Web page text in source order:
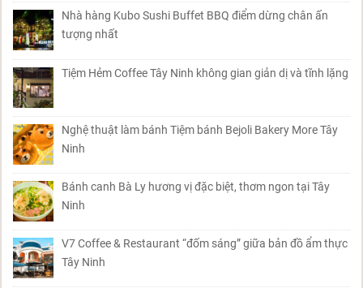
Nhà hàng Kubo Sushi Buffet BBQ điểm dừng chân ấn
tượng nhất
Tiệm Hẻm Coffee Tây Ninh không gian giản dị và tĩnh lặng
Nghệ thuật làm bánh Tiệm bánh Bejoli Bakery More Tây
Ninh
Bánh canh Bà Ly hương vị đặc biệt, thơm ngon tại Tây
Ninh
V7 Coffee & Restaurant “đốm sáng” giữa bản đồ ẩm thực
Tây Ninh